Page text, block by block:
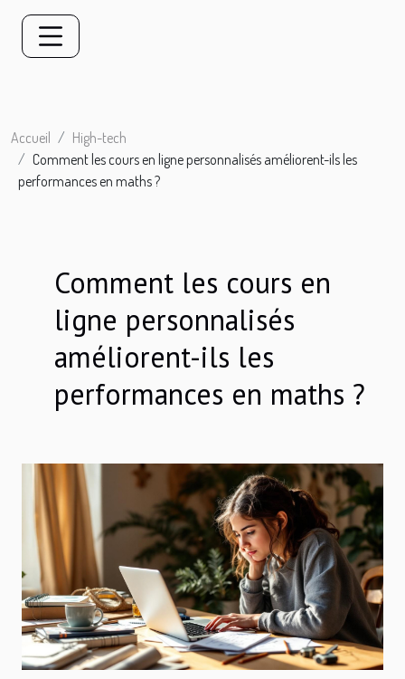
Accueil
High-tech
Comment les cours en ligne personnalisés améliorent-ils les
performances en maths ?
Comment les cours en
ligne personnalisés
améliorent-ils les
performances en maths ?